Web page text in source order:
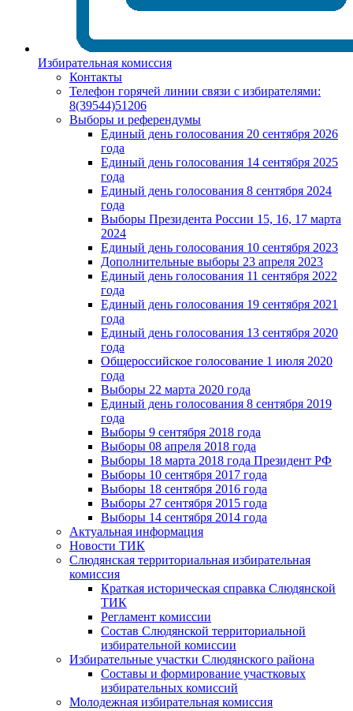
Избирательная комиссия
Контакты
Телефон горячей линии связи с избирателями:
8(39544)51206
Выборы и референдумы
Единый день голосования 20 сентября 2026
года
Единый день голосования 14 сентября 2025
года
Единый день голосования 8 сентября 2024
года
Выборы Президента России 15, 16, 17 марта
2024
Единый день голосования 10 сентября 2023
Дополнительные выборы 23 апреля 2023
Единый день голосования 11 сентября 2022
года
Единый день голосования 19 сентября 2021
года
Единый день голосования 13 сентября 2020
года
Общероссийское голосование 1 июля 2020
года
Выборы 22 марта 2020 года
Единый день голосования 8 сентября 2019
года
Выборы 9 сентября 2018 года
Выборы 08 апреля 2018 года
Выборы 18 марта 2018 года Президент РФ
Выборы 10 сентября 2017 года
Выборы 18 сентября 2016 года
Выборы 27 сентября 2015 года
Выборы 14 сентября 2014 года
Актуальная информация
Новости ТИК
Слюдянская территориальная избирательная
комиссия
Краткая историческая справка Слюдянской
ТИК
Регламент комиссии
Состав Слюдянской территориальной
избирательной комиссии
Избирательные участки Слюдянского района
Составы и формирование участковых
избирательных комиссий
Молодежная избирательная комиссия